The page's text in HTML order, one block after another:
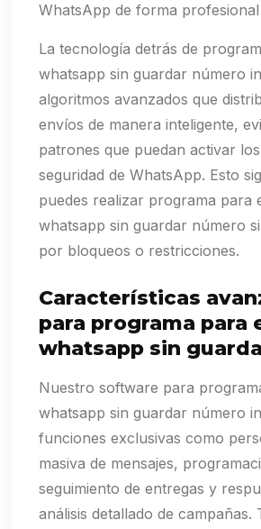
WhatsApp de forma
La tecnología detrás de
whatsapp sin guardar número
algoritmos avanzados que
envíos de manera inteligente,
patrones que puedan activar
seguridad de WhatsApp. Esto
puedes realizar programa para
whatsapp sin guardar número
por bloqueos o restricciones.
Características
para programa para
whatsapp sin
Nuestro software para
whatsapp sin guardar número
funciones exclusivas como
masiva de mensajes,
seguimiento de entregas y
análisis detallado de campañas.